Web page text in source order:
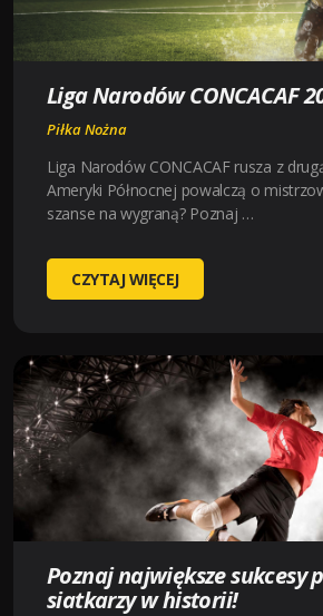
Liga Narodów CONCACAF
Piłka Nożna
Liga Narodów CONCACAF rusza z
Ameryki Północnej powalczą o
szanse na wygraną? Poznaj …
LIGA
NARODÓW
2022/2023
CZYTAJ WIĘCEJ
Poznaj największe sukcesy
siatkarzy w historii!